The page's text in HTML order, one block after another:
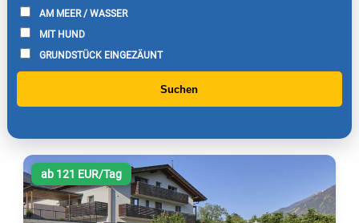
AM MEER / WASSER
MIT HUND
GRUNDSTÜCK EINGEZÄUNT
Suchen
ab 121 EUR/Tag